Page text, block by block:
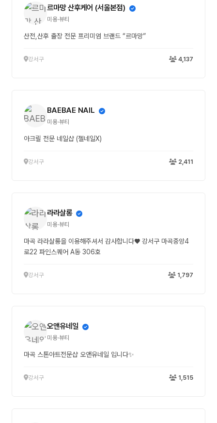
르마망 산후케어 (서울본점)
미용·뷰티
산전,산후 출장 전문 프리미엄 브랜드 “르마망”
강서구 4,137
BAEBAE NAIL
미용·뷰티
아크릴 전문 네일샵 (젤네일X)
강서구 2,411
라라살롱
미용·뷰티
마곡 라라살롱을 이용해주셔서 감사합니다♥ 강서구 마곡중앙4
로22 파인스퀘어 A동 306호
강서구 1,797
오앤유네일
미용·뷰티
마곡 스톤아트전문샵 오앤유네일 입니다✨
강서구 1,515